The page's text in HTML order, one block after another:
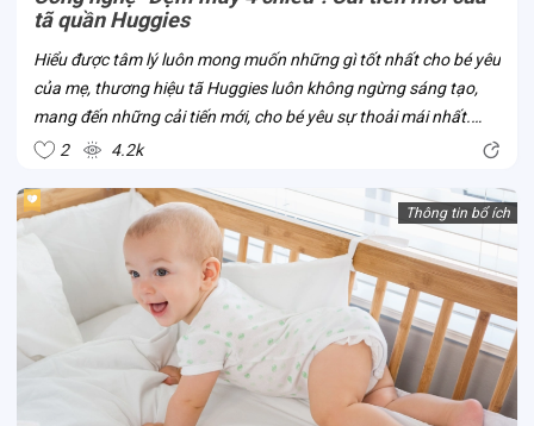
tã quần Huggies
Hiểu được tâm lý luôn mong muốn những gì tốt nhất cho bé yêu
của mẹ, thương hiệu tã Huggies luôn không ngừng sáng tạo,
mang đến những cải tiến mới, cho bé yêu sự thoải mái nhất.
Công nghệ “Đệm mây 4 chiều” là một trong số đó. Đây là công
2 4.2k
Thông tin bổ ích